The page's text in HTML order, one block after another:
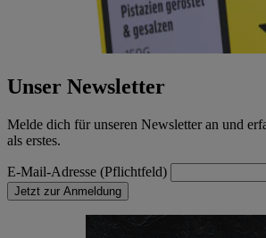
Unser Newsletter
Melde dich für unseren Newsletter an und
als erstes.
E-Mail-Adresse (Pflichtfeld)
Jetzt zur Anmeldung